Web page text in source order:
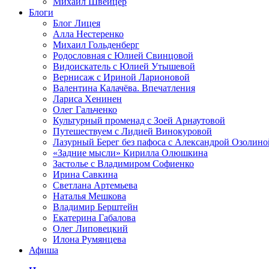
Блоги
Блог Лицея
Алла Нестеренко
Михаил Гольденберг
Родословная с Юлией Свинцовой
Видоискатель с Юлией Утышевой
Вернисаж с Ириной Ларионовой
Валентина Калачёва. Впечатления
Лариса Хенинен
Олег Гальченко
Культурный променад с Зоей Арнаутовой
Путешествуем с Лидией Винокуровой
Лазурный Берег без пафоса с Александрой
«Задние мысли» Кирилла Олюшкина
Застолье с Владимиром Софиенко
Ирина Савкина
Светлана Артемьева
Наталья Мешкова
Владимир Берштейн
Екатерина Габалова
Олег Липовецкий
Илона Румянцева
Афиша